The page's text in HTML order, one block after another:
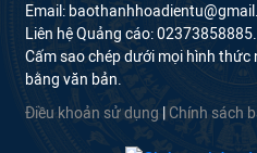
Email:
Liên hệ Quảng cáo: 02373858885.
Cấm sao chép dưới mọi hình
bằng văn bản.
Điều khoản sử dụng
Chính sách